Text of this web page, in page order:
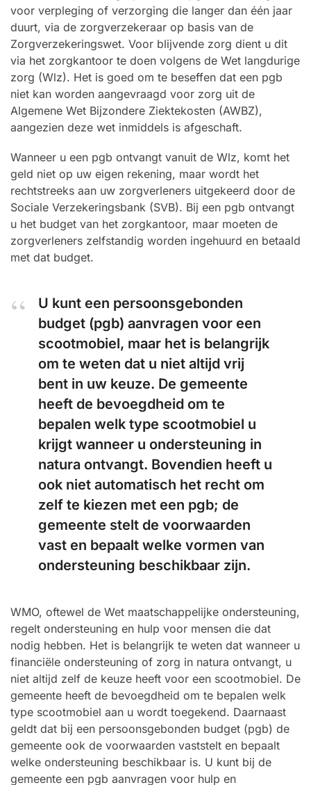
voor verpleging of verzorging die langer dan één jaar
duurt, via de zorgverzekeraar op basis van de
Zorgverzekeringswet. Voor blijvende zorg dient u dit
via het zorgkantoor te doen volgens de Wet langdurige
zorg (Wlz). Het is goed om te beseffen dat een pgb
niet kan worden aangevraagd voor zorg uit de
Algemene Wet Bijzondere Ziektekosten (AWBZ),
aangezien deze wet inmiddels is afgeschaft.
Wanneer u een pgb ontvangt vanuit de Wlz, komt het
geld niet op uw eigen rekening, maar wordt het
rechtstreeks aan uw zorgverleners uitgekeerd door de
Sociale Verzekeringsbank (SVB). Bij een pgb ontvangt
u het budget van het zorgkantoor, maar moeten de
zorgverleners zelfstandig worden ingehuurd en betaald
met dat budget.
U kunt een persoonsgebonden
budget (pgb) aanvragen voor een
scootmobiel, maar het is belangrijk
om te weten dat u niet altijd vrij
bent in uw keuze. De gemeente
heeft de bevoegdheid om te
bepalen welk type scootmobiel u
krijgt wanneer u ondersteuning in
natura ontvangt. Bovendien heeft u
ook niet automatisch het recht om
zelf te kiezen met een pgb; de
gemeente stelt de voorwaarden
vast en bepaalt welke vormen van
ondersteuning beschikbaar zijn.
WMO, oftewel de Wet maatschappelijke ondersteuning,
regelt ondersteuning en hulp voor mensen die dat
nodig hebben. Het is belangrijk te weten dat wanneer u
financiële ondersteuning of zorg in natura ontvangt, u
niet altijd zelf de keuze heeft voor een scootmobiel. De
gemeente heeft de bevoegdheid om te bepalen welk
type scootmobiel aan u wordt toegekend. Daarnaast
geldt dat bij een persoonsgebonden budget (pgb) de
gemeente ook de voorwaarden vaststelt en bepaalt
welke ondersteuning beschikbaar is. U kunt bij de
gemeente een pgb aanvragen voor hulp en